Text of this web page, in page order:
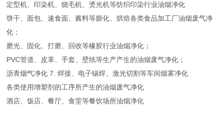
定型机、印染机、烧毛机、烫光机等纺织印染行业油烟净化
饼干、面包、速食面、酱料等膨化、烘焙各类食品加工厂油烟废气净
化；
磨光、固化、打磨、回收等橡胶行业油烟净化；
PVC管道、皮革、手套、壁纸等生产产生的油烟废气净化；
沥青烟气净化 7. 焊接、电子锡焊、激光切割等车间烟雾净化
各类使用增塑剂的工序所产生的油烟废气净化
酒店、饭店、餐厅、食堂等餐饮场所油烟净化